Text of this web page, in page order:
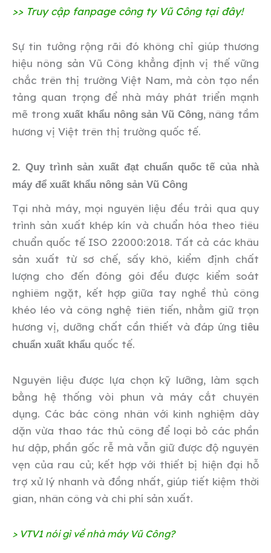
>> Truy cập fanpage công ty Vũ Công tại đây!
Sự tin tưởng rộng rãi đó không chỉ giúp thương
hiệu nông sản Vũ Công khẳng định vị thế vững
chắc trên thị trường Việt Nam, mà còn tạo nền
tảng quan trọng để nhà máy phát triển mạnh
mẽ trongxuất khẩu nông sản Vũ Công, nâng tầm
hương vị Việt trên thị trường quốc tế.
2. Quy trình sản xuất đạt chuẩn quốc tế của nhà
máy để xuất khẩu nông sản Vũ Công
Tại nhà máy, mọi nguyên liệu đều trải qua quy
trình sản xuất khép kín và chuẩn hóa theo tiêu
chuẩn quốc tế ISO 22000:2018. Tất cả các khâu
sản xuất từ sơ chế, sấy khô, kiểm định chất
lượng cho đến đóng gói đều được kiểm soát
nghiêm ngặt, kết hợp giữa tay nghề thủ công
khéo léo và công nghệ tiên tiến, nhằm giữ trọn
hương vị, dưỡng chất cần thiết và đáp ứng tiêu
chuẩn xuất khẩu quốc tế.
Nguyên liệu được lựa chọn kỹ lưỡng, làm sạch
bằng hệ thống vòi phun và máy cắt chuyên
dụng. Các bác công nhân với kinh nghiệm dày
dặn vừa thao tác thủ công để loại bỏ các phần
hư dập, phần gốc rễ mà vẫn giữ được độ nguyên
vẹn của rau củ; kết hợp với thiết bị hiện đại hỗ
trợ xử lý nhanh và đồng nhất, giúp tiết kiệm thời
gian, nhân công và chi phí sản xuất.
> VTV1 nói gì về nhà máy Vũ Công?